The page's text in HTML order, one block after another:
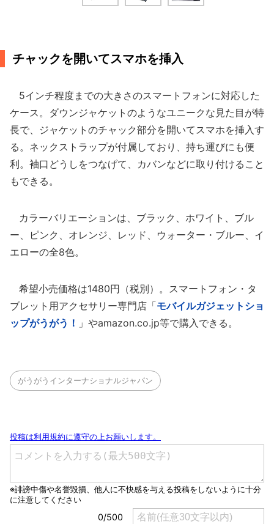
チャックを開いてスマホを挿入
5インチ程度までの大きさのスマートフォンに対応した
ケース。ダウンジャケットのようなユニークな見た目が特
長で、ジャケットのチャック部分を開いてスマホを挿入す
る。ネックストラップが付属しており、持ち運びにも便
利。袖口どうしをつなげて、カバンなどに取り付けること
もできる。
カラーバリエーションは、ブラック、ホワイト、ブル
ー、ピンク、オレンジ、レッド、ウォーター・ブルー、イ
エローの全8色。
希望小売価格は1480円（税別）。スマートフォン・タ
ブレット用アクセサリー専門店「モバイルガジェットショ
ップがうがう！ 」やamazon.co.jp等で購入できる。
がうがうインターナショナルジャパン